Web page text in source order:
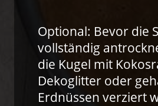
Optional: Bevor die
vollständig
die Kugel mit
Dekoglitter oder
Erdnüssen verziert